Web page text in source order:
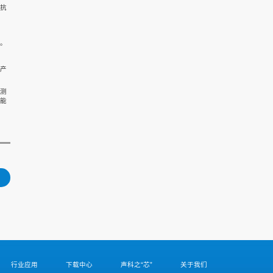
行业应用 下载中心 声科之“芯” 关于我们